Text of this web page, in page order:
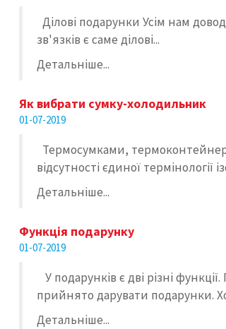
Ділові подарунки Усім нам
зв'язків є саме ділові...
Детальніше...
Як вибрати сумку-холодильник
01-07-2019
Термосумками,
відсутності єдиної термінології
Детальніше...
Функція подарунку
01-07-2019
У подарунків є дві різні
прийнято дарувати подарунки.
Детальніше...